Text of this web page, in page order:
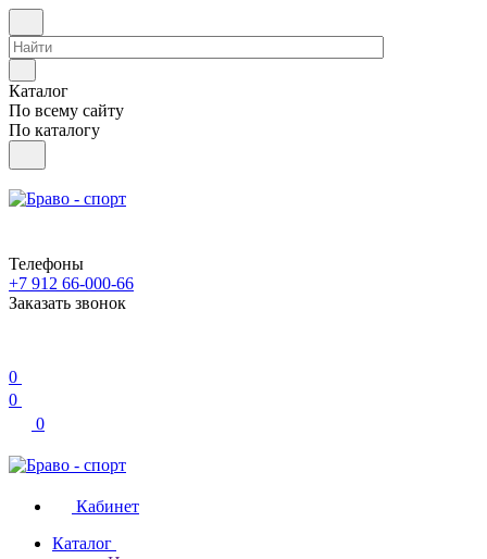
Каталог
По всему сайту
По каталогу
Телефоны
+7 912 66-000-66
Заказать звонок
0
0
0
Кабинет
Каталог